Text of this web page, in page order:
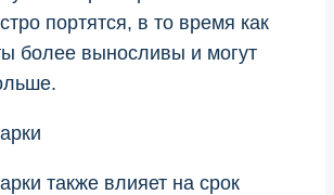
портятся, в то время как
более выносливы и могут
также влияет на срок